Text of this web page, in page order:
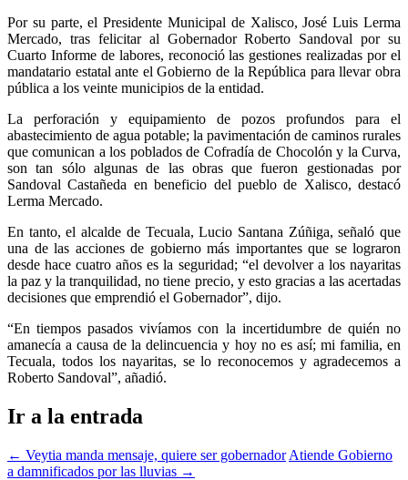
Por su parte, el Presidente Municipal de Xalisco, José Luis Lerma
Mercado, tras felicitar al Gobernador Roberto Sandoval por su
Cuarto Informe de labores, reconoció las gestiones realizadas por el
mandatario estatal ante el Gobierno de la República para llevar obra
pública a los veinte municipios de la entidad.
La perforación y equipamiento de pozos profundos para el
abastecimiento de agua potable; la pavimentación de caminos rurales
que comunican a los poblados de Cofradía de Chocolón y la Curva,
son tan sólo algunas de las obras que fueron gestionadas por
Sandoval Castañeda en beneficio del pueblo de Xalisco, destacó
Lerma Mercado.
En tanto, el alcalde de Tecuala, Lucio Santana Zúñiga, señaló que
una de las acciones de gobierno más importantes que se lograron
desde hace cuatro años es la seguridad; “el devolver a los nayaritas
la paz y la tranquilidad, no tiene precio, y esto gracias a las acertadas
decisiones que emprendió el Gobernador”, dijo.
“En tiempos pasados vivíamos con la incertidumbre de quién no
amanecía a causa de la delincuencia y hoy no es así; mi familia, en
Tecuala, todos los nayaritas, se lo reconocemos y agradecemos a
Roberto Sandoval”, añadió.
Ir a la entrada
← Veytia manda mensaje, quiere ser gobernador Atiende Gobierno
a damnificados por las lluvias →